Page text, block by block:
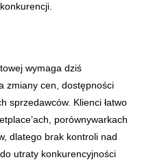
wymaga dziś
zmiany cen, dostępności
sprzedawców. Klienci łatwo
porównywarkach
dlatego brak kontroli nad
utraty konkurencyjności